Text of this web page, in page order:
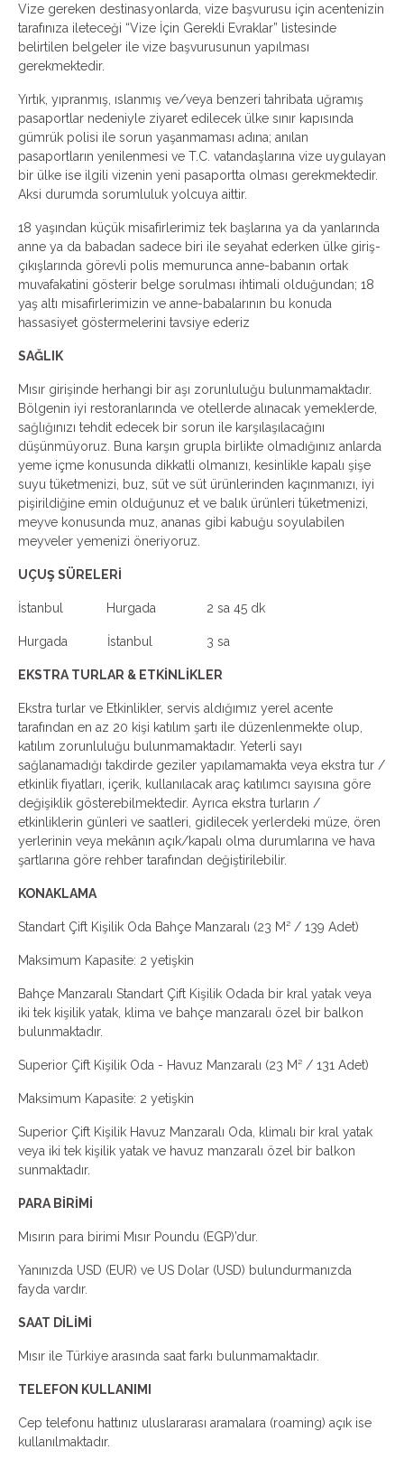
Vize gereken destinasyonlarda, vize başvurusu için acentenizin
tarafınıza ileteceği “Vize İçin Gerekli Evraklar” listesinde
belirtilen belgeler ile vize başvurusunun yapılması
gerekmektedir.
Yırtık, yıpranmış, ıslanmış ve/veya benzeri tahribata uğramış
pasaportlar nedeniyle ziyaret edilecek ülke sınır kapısında
gümrük polisi ile sorun yaşanmaması adına; anılan
pasaportların yenilenmesi ve T.C. vatandaşlarına vize uygulayan
bir ülke ise ilgili vizenin yeni pasaportta olması gerekmektedir.
Aksi durumda sorumluluk yolcuya aittir.
18 yaşından küçük misafirlerimiz tek başlarına ya da yanlarında
anne ya da babadan sadece biri ile seyahat ederken ülke giriş-
çıkışlarında görevli polis memurunca anne-babanın ortak
muvafakatini gösterir belge sorulması ihtimali olduğundan; 18
yaş altı misafirlerimizin ve anne-babalarının bu konuda
hassasiyet göstermelerini tavsiye ederiz
SAĞLIK
Mısır girişinde herhangi bir aşı zorunluluğu bulunmamaktadır.
Bölgenin iyi restoranlarında ve otellerde alınacak yemeklerde,
sağlığınızı tehdit edecek bir sorun ile karşılaşılacağını
düşünmüyoruz. Buna karşın grupla birlikte olmadığınız anlarda
yeme içme konusunda dikkatli olmanızı, kesinlikle kapalı şişe
suyu tüketmenizi, buz, süt ve süt ürünlerinden kaçınmanızı, iyi
pişirildiğine emin olduğunuz et ve balık ürünleri tüketmenizi,
meyve konusunda muz, ananas gibi kabuğu soyulabilen
meyveler yemenizi öneriyoruz.
UÇUŞ SÜRELERİ
İstanbul Hurgada 2 sa 45 dk
Hurgada İstanbul 3 sa
EKSTRA TURLAR & ETKİNLİKLER
Ekstra turlar ve Etkinlikler, servis aldığımız yerel acente
tarafından en az 20 kişi katılım şartı ile düzenlenmekte olup,
katılım zorunluluğu bulunmamaktadır. Yeterli sayı
sağlanamadığı takdirde geziler yapılamamakta veya ekstra tur /
etkinlik fiyatları, içerik, kullanılacak araç katılımcı sayısına göre
değişiklik gösterebilmektedir. Ayrıca ekstra turların /
etkinliklerin günleri ve saatleri, gidilecek yerlerdeki müze, ören
yerlerinin veya mekânın açık/kapalı olma durumlarına ve hava
şartlarına göre rehber tarafından değiştirilebilir.
KONAKLAMA
Standart Çift Kişilik Oda Bahçe Manzaralı (23 M² / 139 Adet)
Maksimum Kapasite: 2 yetişkin
Bahçe Manzaralı Standart Çift Kişilik Odada bir kral yatak veya
iki tek kişilik yatak, klima ve bahçe manzaralı özel bir balkon
bulunmaktadır.
Superior Çift Kişilik Oda - Havuz Manzaralı (23 M² / 131 Adet)
Maksimum Kapasite: 2 yetişkin
Superior Çift Kişilik Havuz Manzaralı Oda, klimalı bir kral yatak
veya iki tek kişilik yatak ve havuz manzaralı özel bir balkon
sunmaktadır.
PARA BİRİMİ
Mısırın para birimi Mısır Poundu (EGP)’dur.
Yanınızda USD (EUR) ve US Dolar (USD) bulundurmanızda
fayda vardır.
SAAT DİLİMİ
Mısır ile Türkiye arasında saat farkı bulunmamaktadır.
TELEFON KULLANIMI
Cep telefonu hattınız uluslararası aramalara (roaming) açık ise
kullanılmaktadır.